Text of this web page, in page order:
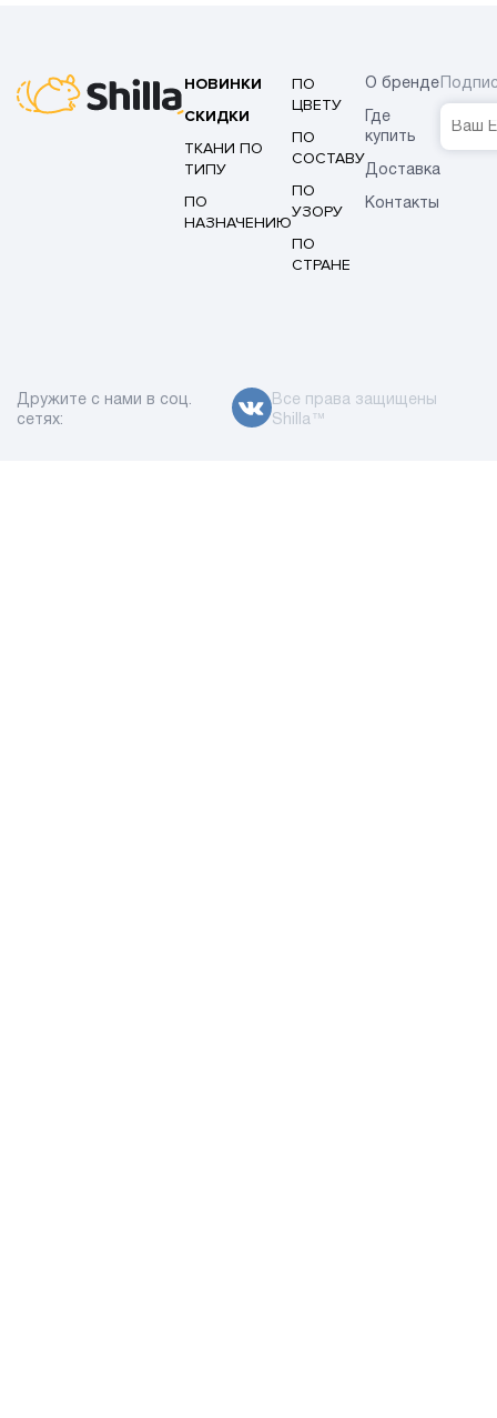
НОВИНКИ
СКИДКИ
ТКАНИ ПО
ТИПУ
ПО
НАЗНАЧЕНИЮ
ПО
ЦВЕТУ
ПО
СОСТАВУ
ПО
УЗОРУ
ПО
СТРАНЕ
О бренде
Где
купить
Доставка
Контакты
Дружите с нами в соц.
сетях:
Все права защищены
Shilla™